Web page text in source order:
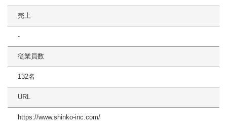
売上
-
従業員数
132名
URL
https://www.shinko-inc.com/